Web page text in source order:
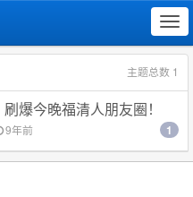
主题总数 1
爆今晚福清人朋友圈！
1
9年前